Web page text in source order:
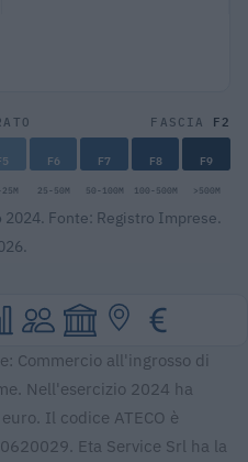
FASCIA F2
F6 F7 F8 F9
25-50M 50-100M 100-500M >500M
Fonte: Registro Imprese.
Commercio all'ingrosso di
Nell'esercizio 2024 ha
Il codice ATECO è
Eta Service Srl ha la